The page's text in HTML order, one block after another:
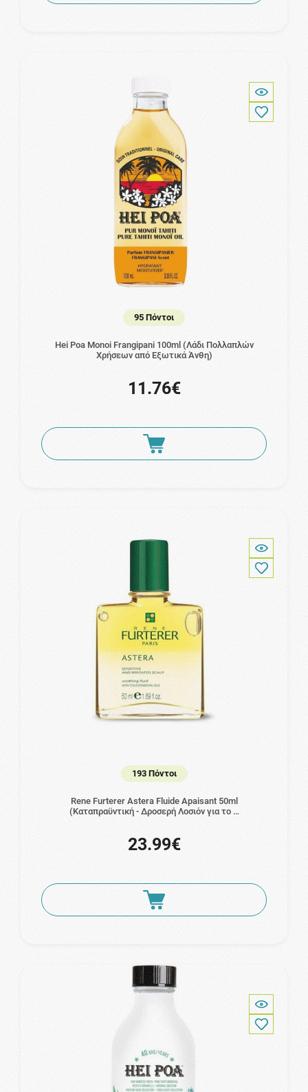
95 Πόντοι
Hei Poa Monoi Frangipani 100ml (Λάδι Πολλαπλών
Χρήσεων από Εξωτικά Άνθη)
11.76€
193 Πόντοι
Rene Furterer Astera Fluide Apaisant 50ml
(Καταπραϋντική - Δροσερή Λοσιόν για το …
23.99€